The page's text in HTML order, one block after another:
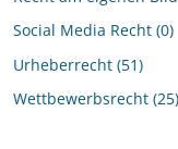
Social Media Recht 0
Urheberrecht 51
Wettbewerbsrecht 25